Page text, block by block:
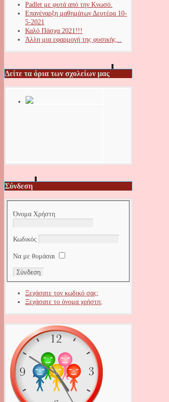
Padlet με φυτά από την Κνωσό.
Επανέναρξη μαθημάτων Δευτέρα 10-
5-2021
Καλό Πάσχα 2021!!!
Άλλη μια εφαρμογή της φυσικής...
Δείτε τα όρια των σχολείων μας
Σύνδεση
Όνομα Χρήστη
Κωδικός
Να με θυμάσαι
Ξεχάσατε τον κωδικό σας;
Ξεχάσατε το όνομα χρήστη;